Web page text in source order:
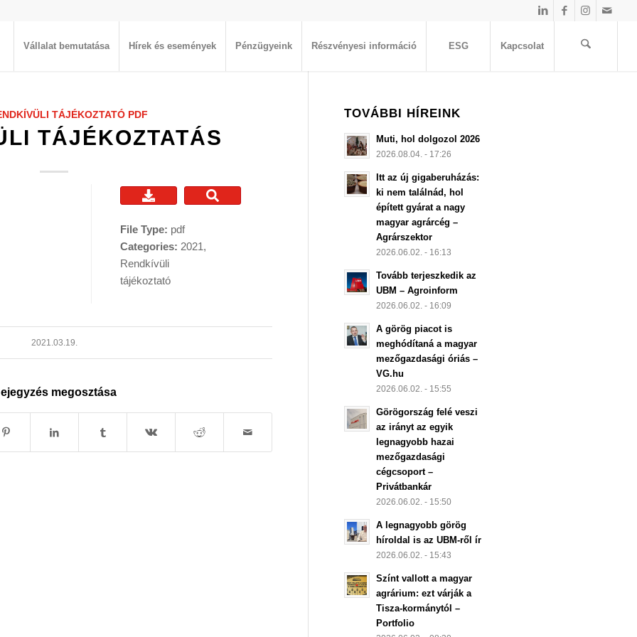
Vállalat bemutatása Hírek és események Pénzügyeink Részvényesi információ ESG Kapcsolat
TÁJÉKOZTATÓ PDF
TÁJÉKOZTATÁS
File Type: pdf
Categories: 2021,
Rendkívüli
tájékoztató
2021.03.19.
megosztása
TOVÁBBI HÍREINK
Muti, hol dolgozol 2026
2026.08.04. - 17:26
Itt az új gigaberuházás:
ki nem találnád, hol
épített gyárat a nagy
magyar agrárcég –
Agrárszektor
2026.06.02. - 16:13
Tovább terjeszkedik az
UBM – Agroinform
2026.06.02. - 16:09
A görög piacot is
meghódítaná a magyar
mezőgazdasági óriás –
VG.hu
2026.06.02. - 15:55
Görögország felé veszi
az irányt az egyik
legnagyobb hazai
mezőgazdasági
cégcsoport –
Privátbankár
2026.06.02. - 15:50
A legnagyobb görög
híroldal is az UBM-ről ír
2026.06.02. - 15:43
Színt vallott a magyar
agrárium: ezt várják a
Tisza-kormánytól –
Portfolio